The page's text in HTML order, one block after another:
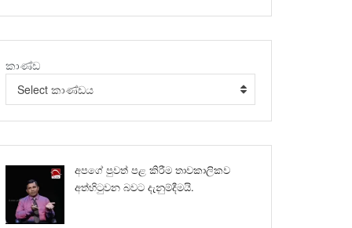
කාණ්ඩ
Select කාණ්ඩය
අපගේ පුවත් පළ කිරීම තාවකාලිකව
අත්හිටුවන බවට දැනුම්දීමයි.